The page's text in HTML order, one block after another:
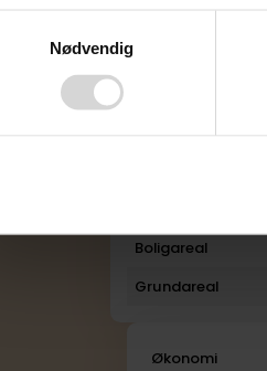
Ved at klikke på ”OK” giver du
tilbagekalde dit samtykke ved at
Nødvendig
Varmekilde
Boligareal
Grundareal
Økonomi